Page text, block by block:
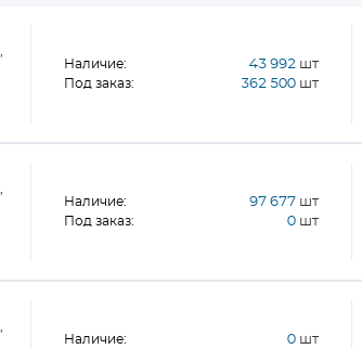
Наличие: 43 992 шт
Под заказ: 362 500 шт
Наличие: 97 677 шт
Под заказ: 0 шт
Наличие: 0 шт